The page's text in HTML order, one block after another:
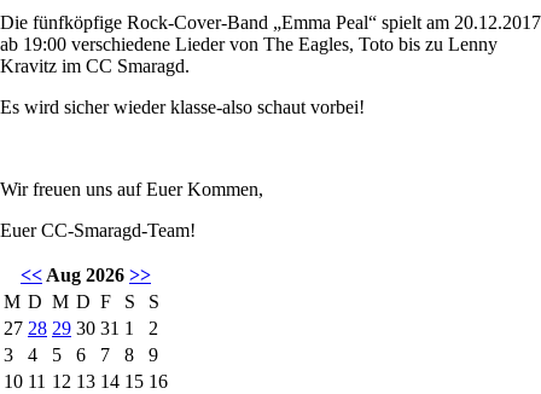
Die fünfköpfige Rock-Cover-Band „Emma Peal“ spielt am 20.12.2017
ab 19:00 verschiedene Lieder von The Eagles, Toto bis zu Lenny
Kravitz im CC Smaragd.
Es wird sicher wieder klasse-also schaut vorbei!
Wir freuen uns auf Euer Kommen,
Euer CC-Smaragd-Team!
<<Aug 2026 >>
M D M D F S
S
27 28 29 30 31 1
2
3
4 5 6 7 8
9
10 11 12 13 14 15 16